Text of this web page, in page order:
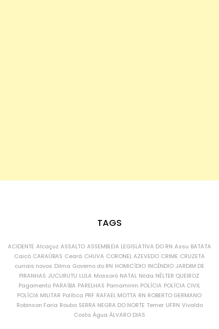
TAGS
ACIDENTE Alcaçuz ASSALTO ASSEMBLEIA LEGISLATIVA DO RN Assu BATATA
Caicó CARAÚBAS Ceará CHUVA CORONEL AZEVEDO CRIME CRUZETA
currais novos Dilma Governo do RN HOMICÍDIO INCÊNDIO JARDIM DE
PIRANHAS JUCURUTU LULA Mossoró NATAL Nilda NÉLTER QUEIROZ
Pagamento PARAÍBA PARELHAS Parnamirim POLÍCIA POLÍCIA CIVIL
POLÍCIA MILITAR Política PRF RAFAEL MOTTA RN ROBERTO GERMANO
Robinson Faria Roubo SERRA NEGRA DO NORTE Temer UFRN Vivaldo
Costa Água ÁLVARO DIAS